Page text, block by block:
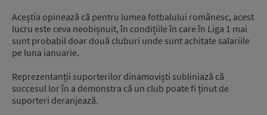
Aceștia opinează că pentru lumea fotbalului românesc, acest
lucru este ceva neobișnuit, în condițiile în care în Liga 1 mai
sunt probabil doar două cluburi unde sunt achitate salariile
pe luna ianuarie.
Reprezentanții suporterilor dinamoviști subliniază că
succesul lor în a demonstra că un club poate fi ținut de
suporteri deranjează.